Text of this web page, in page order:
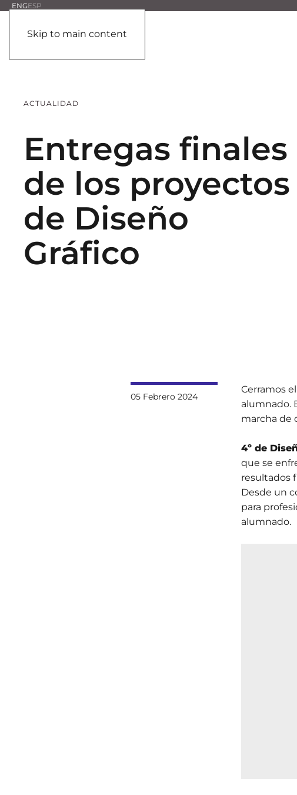
Skip to main content
ENGESP
ACTUALIDAD
Entregas finales
de los proyectos
de Diseño
Gráfico
05 Febrero 2024
Cerramos
alumnado.
marcha de
4º de
que se
resultados
Desde un
para
alumnado.